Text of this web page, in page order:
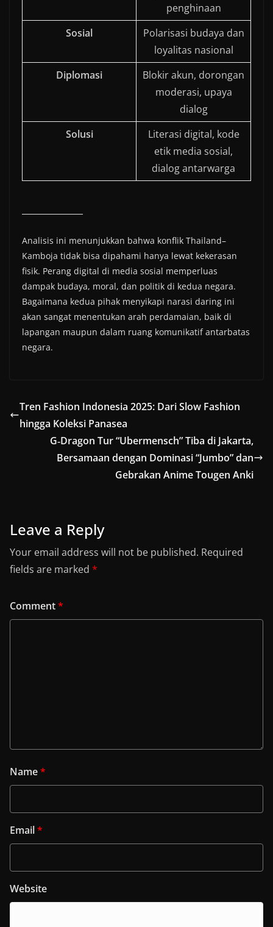
penghinaan
Sosial
Polarisasi budaya dan
loyalitas nasional
Diplomasi
Blokir akun, dorongan
moderasi, upaya
dialog
Solusi
Literasi digital, kode
etik media sosial,
dialog antarwarga
Analisis ini menunjukkan bahwa konflik Thailand–
Kamboja tidak bisa dipahami hanya lewat kekerasan
fisik. Perang digital di media sosial memperluas
dampak budaya, moral, dan politik di kedua negara.
Bagaimana kedua pihak menyikapi narasi daring ini
akan sangat menentukan arah perdamaian, baik di
lapangan maupun dalam ruang komunikatif antarbatas
negara.
Tren Fashion Indonesia 2025: Dari Slow Fashion
hingga Koleksi Panasea
G‑Dragon Tur “Ubermensch” Tiba di Jakarta,
Bersamaan dengan Dominasi “Jumbo” dan
Gebrakan Anime Tougen Anki
Leave a Reply
Your email address will not be published. Required
fields are marked *
Comment*
Name*
Email*
Website